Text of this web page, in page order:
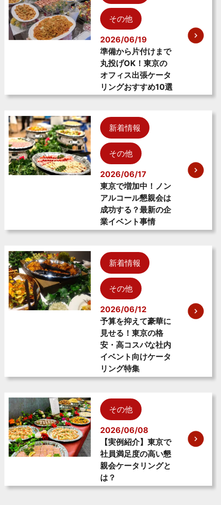
その他
2026/06/19
準備から片付けまで
丸投げOK！東京の
オフィス出張ケータ
リングおすすめ10選
新着情報
その他
2026/06/17
東京で増加中！ノン
アルコール懇親会は
成功する？最新の企
業イベント事情
新着情報
その他
2026/06/12
予算を抑えて豪華に
見せる！東京の格
安・高コスパな社内
イベント向けケータ
リング特集
その他
2026/06/08
【実例紹介】東京で
社員満足度の高い懇
親会ケータリングと
は？